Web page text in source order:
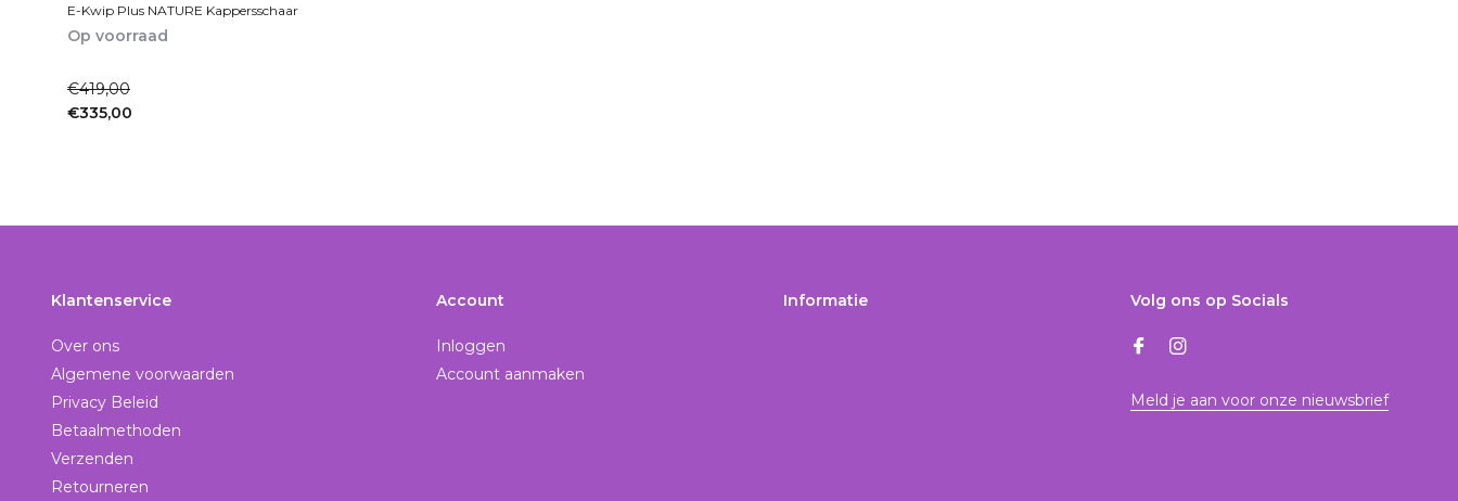
E-Kwip Plus NATURE Kappersschaar
Op voorraad
€419,00
€335,00
Klantenservice
Over ons
Algemene voorwaarden
Privacy Beleid
Betaalmethoden
Verzenden
Retourneren
Account
Inloggen
Account aanmaken
Informatie Volg ons op Socials
Meld je aan voor onze nieuwsbrief